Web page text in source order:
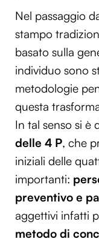
Nel passaggio
stampo
basato sulla
individuo sono
metodologie
questa
In tal senso si è
delle 4 P, che
iniziali delle
importanti:
preventivo e
aggettivi infatti
metodo di